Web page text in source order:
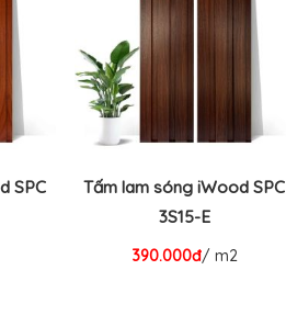
SPC
Tấm lam sóng iWood SPC
3S15-E
390.000đ/ m2